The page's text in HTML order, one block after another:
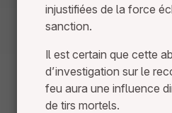
injustifiées de la force
sanction.
Il est certain que cette
d’investigation sur le
feu aura une influence
de tirs mortels.